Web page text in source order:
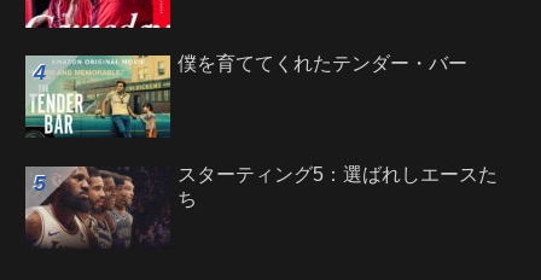
僕を育ててくれたテンダー・バー
スターティング5：選ばれしエースた
ち